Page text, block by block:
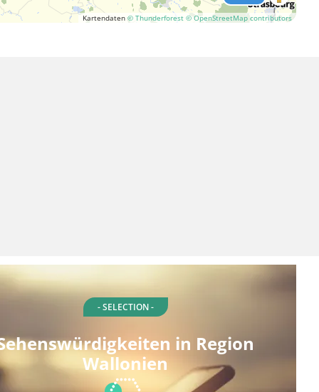
Kartendaten © Thunderforest © OpenStreetMap contributors
- SELECTION -
in Region
Wallonien